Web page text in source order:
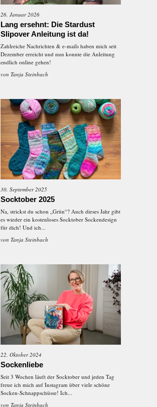
26. Januar 2026
Lang ersehnt: Die Stardust
Slipover Anleitung ist da!
Zahlreiche Nachrichten & e-mails haben mich seit
Dezember erreicht und nun konnte die Anleitung
endlich online gehen!
von Tanja Steinbach
30. September 2025
Socktober 2025
Na, strickst du schon „Grün“? Auch dieses Jahr gibt
es wieder ein kostenloses Socktober Sockendesign
für dich! Und ich...
von Tanja Steinbach
22. Oktober 2024
Sockenliebe
Seit 3 Wochen läuft der Socktober und jeden Tag
freue ich mich auf Instagram über viele schöne
Socken-Schnappschüsse! Ich...
von Tanja Steinbach